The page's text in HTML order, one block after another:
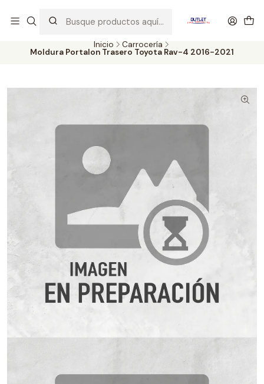
probados con altos estándares de calidad.
Inicio Carrocería
Moldura Portalon Trasero Toyota Rav-4 2016-2021